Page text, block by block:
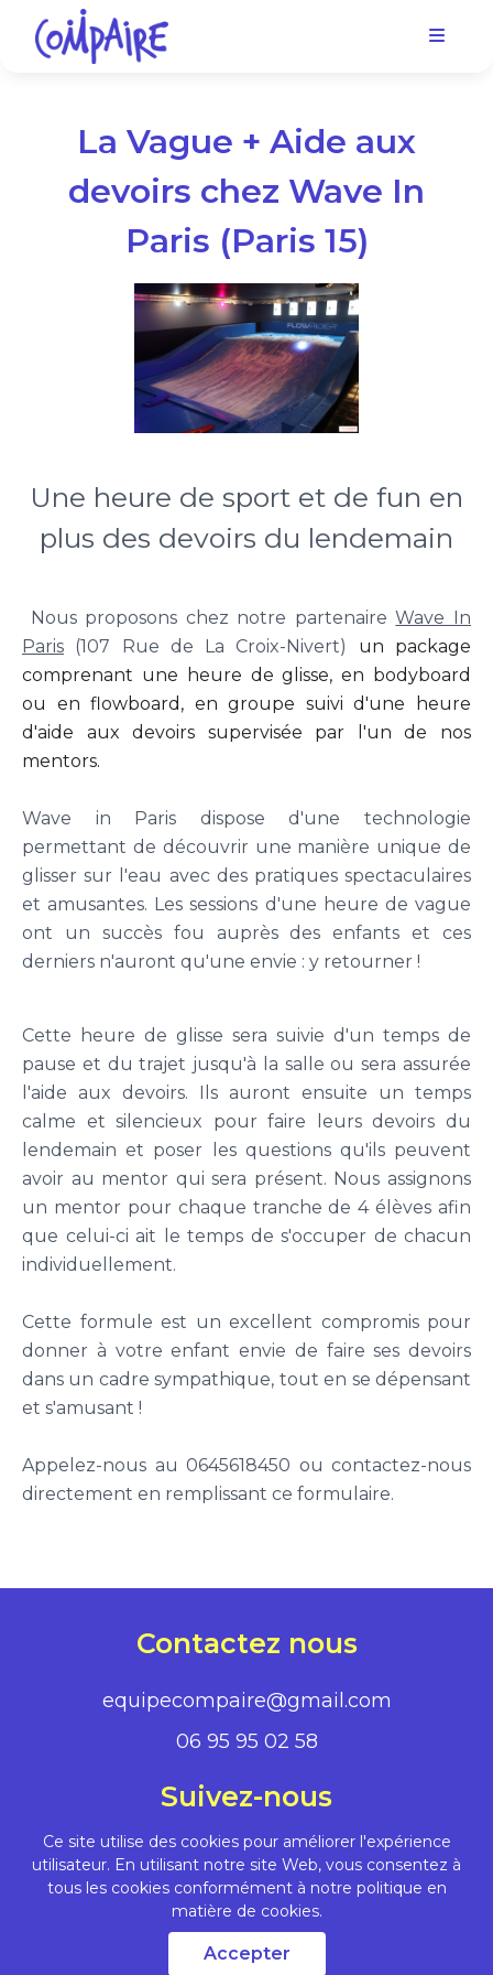
Ce site utilise des cookies pour améliorer l'expérience
utilisateur. En utilisant notre site Web, vous consentez à
tous les cookies conformément à notre politique en
matière de cookies.
Accepter
La Vague + Aide aux
devoirs chez Wave In
Paris (Paris 15)
Une heure de sport et de fun en
plus des devoirs du lendemain
Nous proposons chez notre partenaireWave In
Paris (107 Rue de La Croix-Nivert) un package
comprenant une heure de glisse, en bodyboard
ou en flowboard, en groupe suivi d'une heure
d'aide aux devoirs supervisée par l'un de nos
mentors.
Wave in Paris dispose d'une technologie
permettant de découvrir une manière unique de
glisser sur l'eau avec des pratiques spectaculaires
et amusantes. Les sessions d'une heure de vague
ont un succès fou auprès des enfants et ces
derniers n'auront qu'une envie : y retourner !
Cette heure de glisse sera suivie d'un temps de
pause et du trajet jusqu'à la salle ou sera assurée
l'aide aux devoirs. Ils auront ensuite un temps
calme et silencieux pour faire leurs devoirs du
lendemain et poser les questions qu'ils peuvent
avoir au mentor qui sera présent. Nous assignons
un mentor pour chaque tranche de 4 élèves afin
que celui-ci ait le temps de s'occuper de chacun
individuellement.
Cette formule est un excellent compromis pour
donner à votre enfant envie de faire ses devoirs
dans un cadre sympathique, tout en se dépensant
et s'amusant !
Appelez-nous au 0645618450 ou contactez-nous
directement en remplissant ce formulaire.
Contactez nous
equipecompaire@gmail.com
06 95 95 02 58
Suivez-nous
| Politique de
confidentialité
|
Compaire